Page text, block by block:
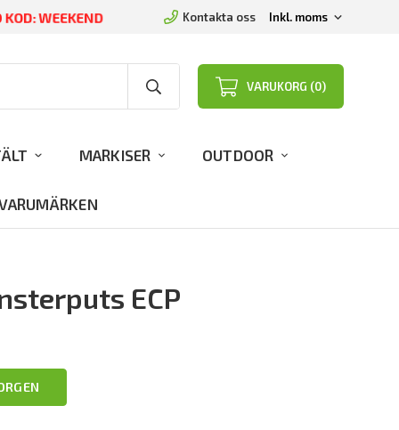
WEEKEND Kontakta oss
VARUKORG (0)
MARKISER OUTDOOR
ECP